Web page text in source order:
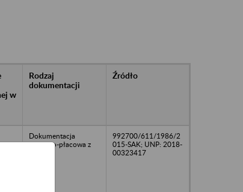
w
Rodzaj
dokumentacji
Źródło
Dokumentacja
kadrowo-płacowa z
992700/611/1986/2
015-SAK; UNP: 2018-
00323417